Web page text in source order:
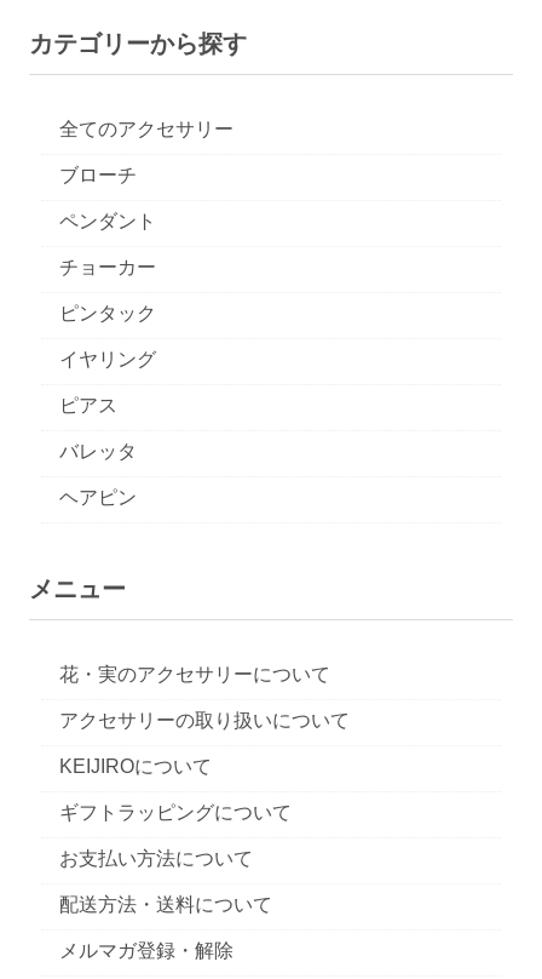
カテゴリーから探す
全てのアクセサリー
ブローチ
ペンダント
チョーカー
ピンタック
イヤリング
ピアス
バレッタ
ヘアピン
メニュー
花・実のアクセサリーについて
アクセサリーの取り扱いについて
KEIJIROについて
ギフトラッピングについて
お支払い方法について
配送方法・送料について
メルマガ登録・解除